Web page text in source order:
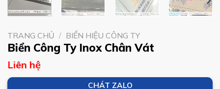
TRANG CHỦ / BIỂN HIỆU CÔNG TY
Biển Công Ty Inox Chân Vát
Liên hệ
CHÁT ZALO